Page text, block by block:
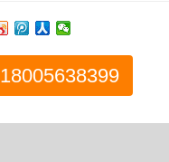
18005638399